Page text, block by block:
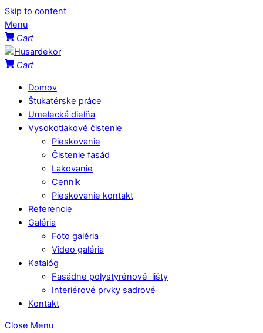
Skip to content
Menu
Cart
Cart
Domov
Štukatérske práce
Umelecká dielňa
Vysokotlakové čistenie
Pieskovanie
Čistenie fasád
Lakovanie
Cenník
Pieskovanie kontakt
Referencie
Galéria
Foto galéria
Video galéria
Katalóg
Fasádne polystyrénové lišty
Interiérové prvky sadrové
Kontakt
Close Menu